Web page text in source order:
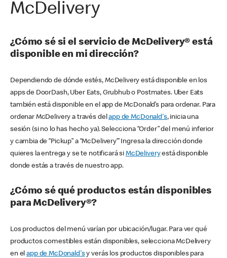
McDelivery
¿Cómo sé si el servicio de McDelivery® está
disponible en mi dirección?
Dependiendo de dónde estés, McDelivery está disponible en los
apps de DoorDash, Uber Eats, Grubhub o Postmates. Uber Eats
también está disponible en el app de McDonald’s para ordenar. Para
ordenar McDelivery a través delapp de McDonald's, inicia una
sesión (si no lo has hecho ya). Selecciona “Order” del menú inferior
y cambia de “Pickup” a “McDelivery’” Ingresa la dirección donde
quieres la entrega y se te notificará si McDeliveryestá disponible
donde estás a través de nuestro app.
¿Cómo sé qué productos están disponibles
para McDelivery®?
Los productos del menú varían por ubicación/lugar. Para ver qué
productos comestibles están disponibles, selecciona McDelivery
en elapp de McDonald'sy verás los productos disponibles para